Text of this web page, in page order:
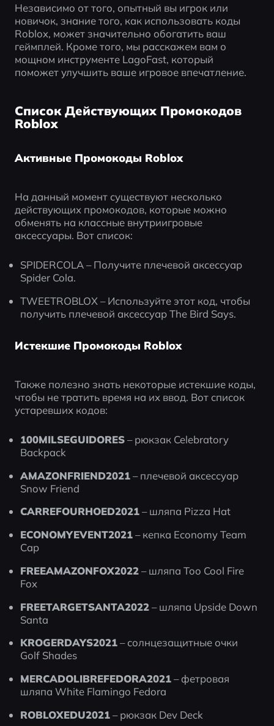
Независимо от того, опытный вы игрок или
новичок, знание того, как использовать коды
Roblox, может значительно обогатить ваш
геймплей. Кроме того, мы расскажем вам о
мощном инструменте LagoFast, который
поможет улучшить ваше игровое впечатление.
Список Действующих Промокодов
Roblox
Активные Промокоды Roblox
На данный момент существуют несколько
действующих промокодов, которые можно
обменять на классные внутриигровые
аксессуары. Вот список:
SPIDERCOLA – Получите плечевой аксессуар
Spider Cola.
TWEETROBLOX – Используйте этот код, чтобы
получить плечевой аксессуар The Bird Says.
Истекшие Промокоды Roblox
Также полезно знать некоторые истекшие коды,
чтобы не тратить время на их ввод. Вот список
устаревших кодов:
100MILSEGUIDORES – рюкзак Celebratory
Backpack
AMAZONFRIEND2021 – плечевой аксессуар
Snow Friend
CARREFOURHOED2021 – шляпа Pizza Hat
ECONOMYEVENT2021 – кепка Economy Team
Cap
FREEAMAZONFOX2022 – шляпа Too Cool Fire
Fox
FREETARGETSANTA2022 – шляпа Upside Down
Santa
KROGERDAYS2021 – солнцезащитные очки
Golf Shades
MERCADOLIBREFEDORA2021 – фетровая
шляпа White Flamingo Fedora
ROBLOXEDU2021 – рюкзак Dev Deck